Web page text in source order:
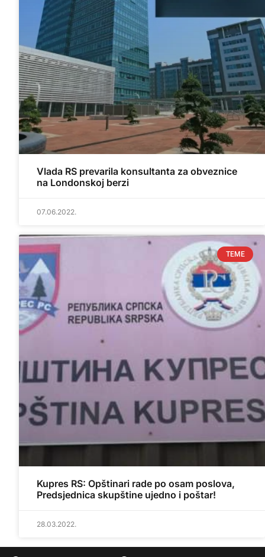
Vlada RS prevarila konsultanta za obveznice
na Londonskoj berzi
07.06.2022.
TEME
Kupres RS: Opštinari rade po osam poslova,
Predsjednica skupštine ujedno i poštar!
28.03.2022.